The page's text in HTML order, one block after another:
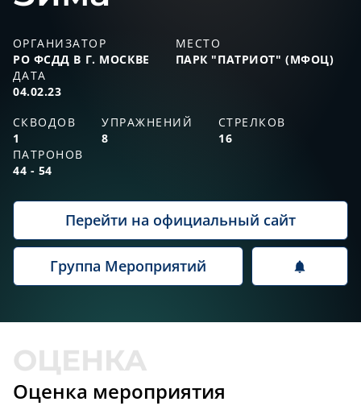
ОРГАНИЗАТОР
РО ФСДД В Г. МОСКВЕ
МЕСТО
ПАРК "ПАТРИОТ" (МФОЦ)
ДАТА
04.02.23
СКВОДОВ
1
УПРАЖНЕНИЙ
8
СТРЕЛКОВ
16
ПАТРОНОВ
44 - 54
Перейти на официальный сайт
Группа Мероприятий
Оценка мероприятия